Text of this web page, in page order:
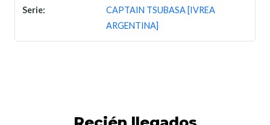
Serie:
CAPTAIN TSUBASA [IVREA
ARGENTINA]